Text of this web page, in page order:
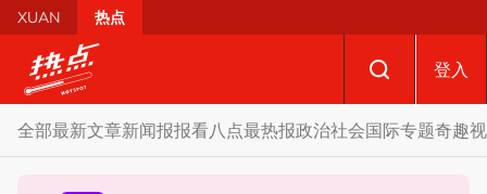
Skip to main content
XUAN 热点
登入
全部最新文章新闻报报看八点最热报政治社会国际专题奇趣